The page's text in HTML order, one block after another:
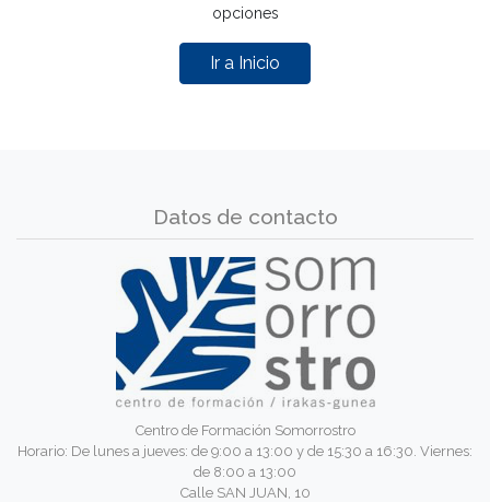
opciones
Ir a Inicio
Datos de contacto
Centro de Formación Somorrostro
Horario: De lunes a jueves: de 9:00 a 13:00 y de 15:30 a 16:30. Viernes:
de 8:00 a 13:00
Calle SAN JUAN, 10